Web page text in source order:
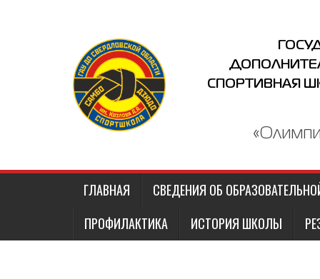
СПОРТИВНАЯ
ГЛАВНАЯ
СВЕДЕНИЯ ОБ
ПРОФИЛАКТИКА
ИСТОРИЯ ШКОЛЫ